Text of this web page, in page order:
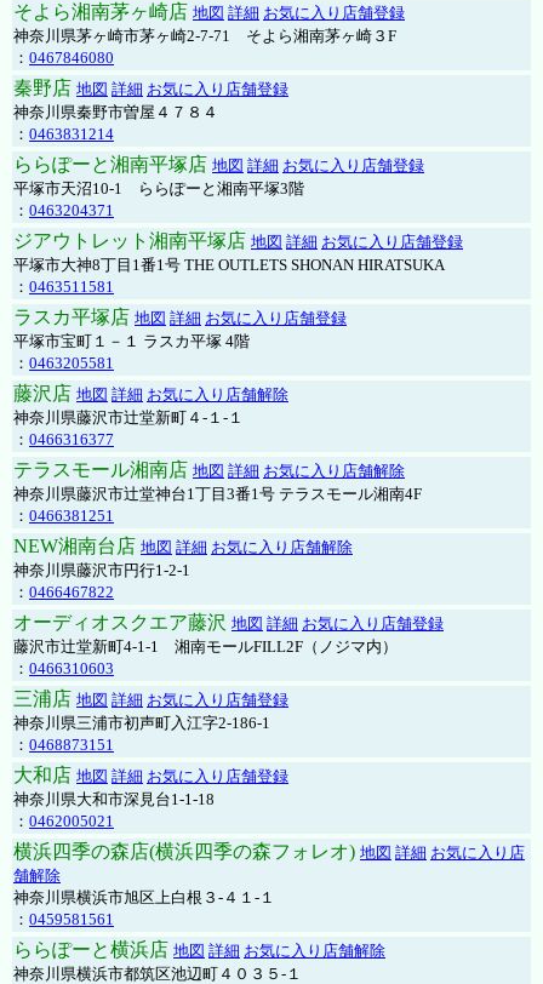
そよら湘南茅ヶ崎店 地図 詳細 お気に入り店舗登録
神奈川県茅ヶ崎市茅ヶ崎2‐7‐71 そよら湘南茅ヶ崎３F
： 0467846080
秦野店 地図 詳細 お気に入り店舗登録
神奈川県秦野市曽屋４７８４
： 0463831214
ららぽーと湘南平塚店 地図 詳細 お気に入り店舗登録
平塚市天沼10-1 ららぽーと湘南平塚3階
： 0463204371
ジアウトレット湘南平塚店 地図 詳細 お気に入り店舗登録
平塚市大神8丁目1番1号 THE OUTLETS SHONAN HIRATSUKA
： 0463511581
ラスカ平塚店 地図 詳細 お気に入り店舗登録
平塚市宝町１－１ ラスカ平塚 4階
： 0463205581
藤沢店 地図 詳細 お気に入り店舗解除
神奈川県藤沢市辻堂新町４-１-１
： 0466316377
テラスモール湘南店 地図 詳細 お気に入り店舗解除
神奈川県藤沢市辻堂神台1丁目3番1号 テラスモール湘南4F
： 0466381251
NEW湘南台店 地図 詳細 お気に入り店舗解除
神奈川県藤沢市円行1-2-1
： 0466467822
オーディオスクエア藤沢 地図 詳細 お気に入り店舗登録
藤沢市辻堂新町4-1-1 湘南モールFILL2F（ノジマ内）
： 0466310603
三浦店 地図 詳細 お気に入り店舗登録
神奈川県三浦市初声町入江字2-186-1
： 0468873151
大和店 地図 詳細 お気に入り店舗登録
神奈川県大和市深見台1-1-18
： 0462005021
横浜四季の森店(横浜四季の森フォレオ) 地図 詳細 お気に入り店
舗解除
神奈川県横浜市旭区上白根３-４１-１
： 0459581561
ららぽーと横浜店 地図 詳細 お気に入り店舗解除
神奈川県横浜市都筑区池辺町４０３５-１